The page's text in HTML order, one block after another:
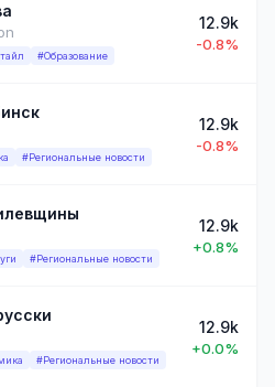
#Образование
12.9k
-0.8%
#Региональные новости
12.9k
-0.8%
#Региональные новости
12.9k
+0.8%
#Региональные новости
12.9k
+0.0%